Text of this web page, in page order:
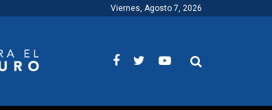
Viernes, Agosto 7, 2026